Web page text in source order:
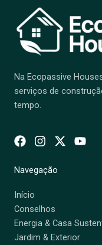
Na Ecopassive
serviços de
tempo.
Navegação
Início
Conselhos
Energia & Casa
Jardim & Exterior